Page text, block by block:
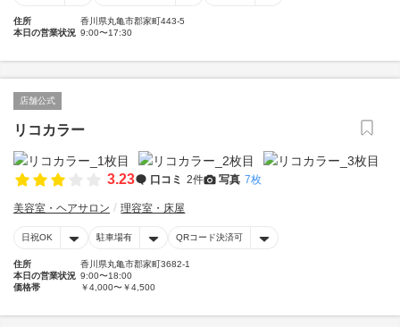
住所
香川県丸亀市郡家町443-5
本日の営業状況 9:00〜17:30
店舗公式
リコカラー
3.23 口コミ 2件 写真 7枚
美容室・ヘアサロン 理容室・床屋
日祝OK 駐車場有 QRコード決済可
住所
香川県丸亀市郡家町3682-1
本日の営業状況 9:00〜18:00
価格帯
￥4,000〜￥4,500